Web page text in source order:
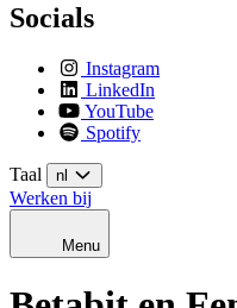
Socials
Instagram
LinkedIn
YouTube
Spotify
Taal nl
Werken bij
Menu